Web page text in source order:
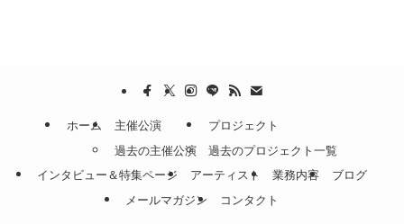
ホーム
主催公演
過去の主催公演
プロジェクト
過去のプロジェクト一覧
インタビュー＆特集ページ
アーティスト 業務内容
ブログ
メールマガジン
コンタクト